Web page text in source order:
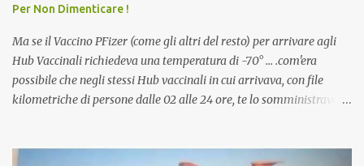
che abbiamo elencato sopra...
Per Non Dimenticare !
Ma se il Vaccino PFizer (come gli altri del resto) per arrivare agli
Hub Vaccinali richiedeva una temperatura di -70° ... .com'era
possibile che negli stessi Hub vaccinali in cui arrivava, con file
kilometriche di persone dalle 02 alle 24 ore, te lo somministravano
Vaccino come: l' Amaro del Capo, era "spettacolare Ghiacciato, ma